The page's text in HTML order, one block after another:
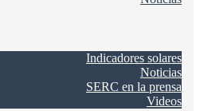
Indicadores solares
Noticias
SERC en la prensa
Videos